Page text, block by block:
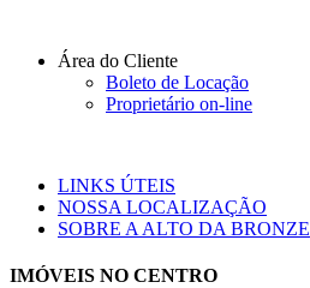
Área do Cliente
Boleto de Locação
Proprietário on-line
LINKS ÚTEIS
NOSSA LOCALIZAÇÃO
SOBRE A ALTO DA BRONZE
IMÓVEIS NO CENTRO